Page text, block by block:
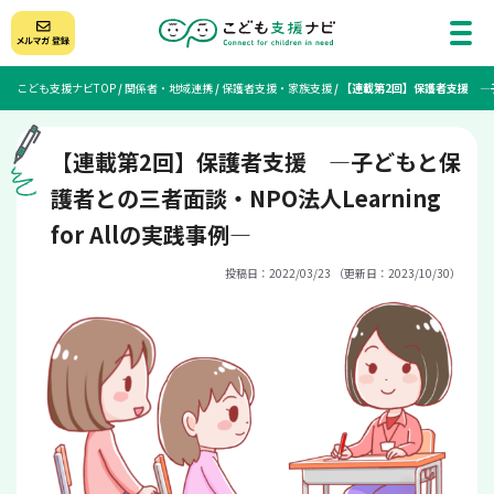
こども支援ナビTOP/関係者・地域連携/保護者支援・家族支援/ 【連載第2回】保護者支援
【連載第2回】保護者支援 —子どもと保
護者との三者面談・NPO法人Learning
for Allの実践事例—
投稿日：2022/03/23 （更新日：2023/10/30）